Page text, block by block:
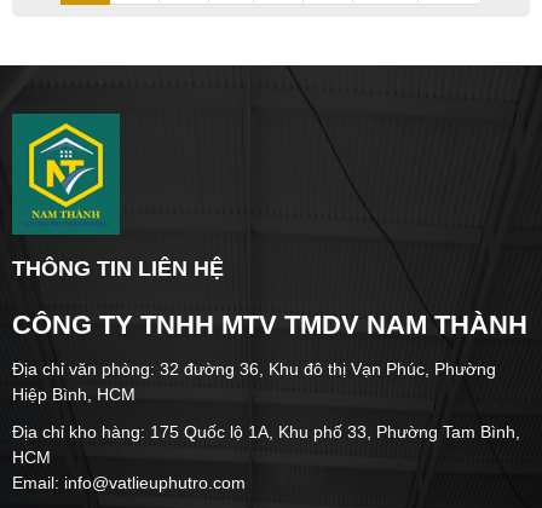
THÔNG TIN LIÊN HỆ
CÔNG TY TNHH MTV TMDV NAM THÀNH
Địa chỉ văn phòng: 32 đường 36, Khu đô thị Vạn Phúc, Phường
Hiệp Bình, HCM
Địa chỉ kho hàng: 175 Quốc lộ 1A, Khu phố 33, Phường Tam Bình,
HCM
Email: info@vatlieuphutro.com